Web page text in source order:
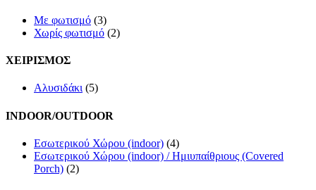
Με φωτισμό (3)
Χωρίς φωτισμό (2)
ΧΕΙΡΙΣΜΟΣ
Αλυσιδάκι (5)
INDOOR/OUTDOOR
Εσωτερικού Χώρου (indoor) (4)
Εσωτερικού Χώρου (indoor) / Ημιυπαίθριους (Covered
Porch) (2)